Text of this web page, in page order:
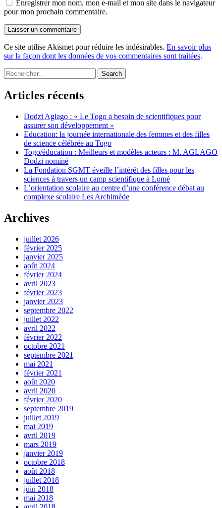
Enregistrer mon nom, mon e-mail et mon site dans le navigateur
pour mon prochain commentaire.
Ce site utilise Akismet pour réduire les indésirables. En savoir plus
sur la façon dont les données de vos commentaires sont traitées.
Rechercher
:
Articles récents
Dodzi Aglago : « Le Togo a besoin de scientifiques pour
assurer son développement »
Education: la journée internationale des femmes et des filles
de science célébrée au Togo
Togo/éducation : Meilleurs et modèles acteurs : M. AGLAGO
Dodzi nominé
La Fondation SGMT éveille l’intérêt des filles pour les
sciences à travers un camp scientifique à Lomé
L’orientation scolaire au centre d’une conférence débat au
complexe scolaire Les Archimède
Archives
juillet 2026
février 2025
janvier 2025
août 2024
février 2024
avril 2023
février 2023
janvier 2023
septembre 2022
juillet 2022
avril 2022
février 2022
octobre 2021
septembre 2021
mai 2021
février 2021
août 2020
avril 2020
février 2020
septembre 2019
juillet 2019
mai 2019
avril 2019
mars 2019
janvier 2019
octobre 2018
août 2018
juillet 2018
juin 2018
mai 2018